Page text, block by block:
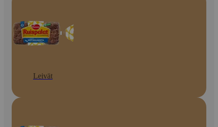
Leivät